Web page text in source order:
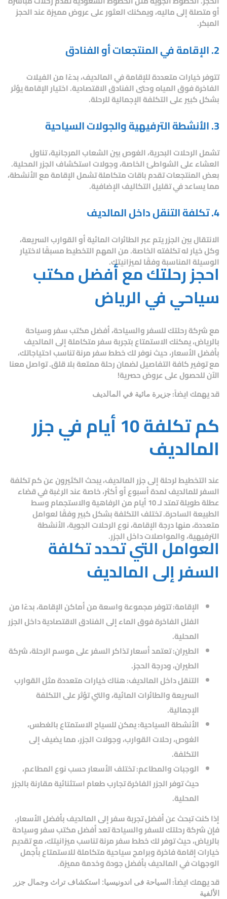
أو متصلة إلى ماليه، ويمكنك العثور على عروض مميزة عند الحجز
المبكر.
2. الإقامة في المنتجعات أو الفنادق
تتوفر خيارات متعددة للإقامة في المالديف، بدءًا من الفيلات
الفاخرة فوق المياه وحتى الفنادق الاقتصادية. اختيار الإقامة يؤثر
بشكل كبير على التكلفة الإجمالية للرحلة.
3. الأنشطة الترفيهية والجولات السياحية
تشمل الرحلات البحرية، الغوص بين الشعاب المرجانية، تناول
العشاء على الشواطئ الخاصة، وجولات استكشاف الجزر المحلية.
بعض المنتجعات تقدم باقات متكاملة تشمل الإقامة مع الأنشطة،
مما يساعد في تقليل التكاليف الإضافية.
4. تكلفة التنقل داخل المالديف
الانتقال بين الجزر يتم عبر الطائرات المائية أو القوارب السريعة،
وكل خيار له تكلفته الخاصة. من المهم التخطيط مسبقًا لاختيار
الوسيلة المناسبة وفقًا لميزانيتك.
احجز رحلتك مع أفضل مكتب
سياحي في الرياض
معشركة رحلتك للسفر والسياحة، أفضل مكتب سفر وسياحة
بالرياض، يمكنك الاستمتاع بتجربة سفر متكاملة إلى المالديف
بأفضل الأسعار، حيث نوفر لك خطط سفر مرنة تناسب احتياجاتك،
مع توفير كافة التفاصيل لضمان رحلة ممتعة بلا قلق. تواصل معنا
الآن للحصول على عروض حصرية!
قد يهمك ايضاً: جزيرة مائية في المالديف
كم تكلفة 10 أيام في جزر
المالديف
عند التخطيط لرحلة إلى جزر المالديف، يبحث الكثيرون عنكم تكلفة
السفر للمالديف لمدة أسبوعأو أكثر، خاصة عند الرغبة في قضاء
عطلة طويلة تمتد لـ 10 أيام من الرفاهية والاستجمام وسط
الطبيعة الساحرة. تختلف التكلفة بشكل كبير وفقًا لعوامل
متعددة، منها درجة الإقامة، نوع الرحلات الجوية، الأنشطة
الترفيهية، والمواصلات داخل الجزر.
العوامل التي تحدد تكلفة
السفر إلى المالديف
الإقامة:تتوفر مجموعة واسعة من أماكن الإقامة، بدءًا من
الفلل الفاخرة فوق الماء إلى الفنادق الاقتصادية داخل الجزر
المحلية.
الطيران:تعتمد أسعار تذاكر السفر على موسم الرحلة، شركة
الطيران، ودرجة الحجز.
التنقل داخل المالديف:هناك خيارات متعددة مثل القوارب
السريعة والطائرات المائية، والتي تؤثر على التكلفة
الإجمالية.
الأنشطة السياحية:يمكن للسياح الاستمتاع بالغطس،
الغوص، رحلات القوارب، وجولات الجزر، مما يضيف إلى
التكلفة.
الوجبات والمطاعم:تختلف الأسعار حسب نوع المطاعم،
حيث توفر الجزر الفاخرة تجارب طعام استثنائية مقارنة بالجزر
المحلية.
إذا كنت تبحث عنأفضل تجربة سفر إلى المالديف بأفضل الأسعار،
فإنشركة رحلتك للسفر والسياحةتعدأفضل مكتب سفر وسياحة
بالرياض، حيث توفر لك خطط سفر مرنة تناسب ميزانيتك، مع تقديم
خيارات إقامة فاخرة وبرامج سياحية متكاملة للاستمتاع بأجمل
الوجهات في المالديف بأفضل جودة وخدمة مميزة.
قد يهمك ايضاً: السياحة فى اندونيسيا: استكشاف تراث وجمال جزر
الألفية